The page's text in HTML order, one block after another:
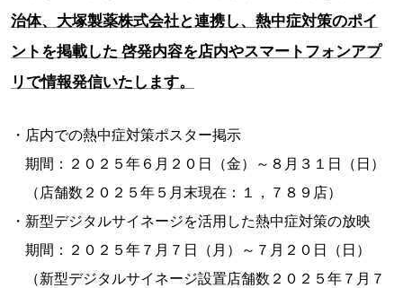
治体、大塚製薬株式会社と連携し、熱中症対策のポイ
ントを掲載した 啓発内容を店内やスマートフォンアプ
リで情報発信いたします。
・店内での熱中症対策ポスター掲示
期間：２０２５年６月２０日（金）～８月３１日（日）
（店舗数２０２５年５月末現在：１，７８９店）
・新型デジタルサイネージを活用した熱中症対策の放映
期間：２０２５年７月７日（月）～７月２０日（日）
（新型デジタルサイネージ設置店舗数２０２５年７月７